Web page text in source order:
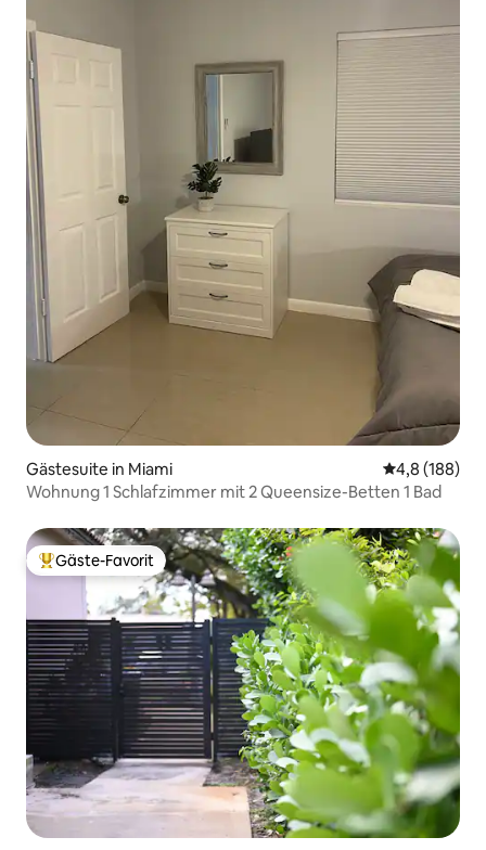
Gästesuite in Miami
4,8 (188)
Wohnung 1 Schlafzimmer mit 2 Queensize-Betten 1 Bad
Beliebter Gäste-Favorit.
Gäste-Favorit